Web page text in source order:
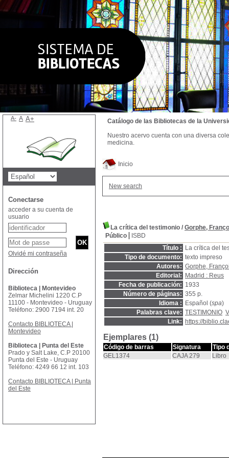
Inicio
New search
La crítica del testimonio / Gorphe,
Público
ISBD
Título :
La crítica del
Tipo de documento: texto impreso
Autores: Gorphe,
Editorial:
Madrid : Reus
Fecha de publicación: 1933
Número de páginas: 355 p.
Idioma :
Español (spa)
Palabras clave: TESTIMONIO
Link:
https://
Ejemplares (1)
Código de barras Signatura
Tipo
GEL1374
CAJA 279 Libro
Catálogo de las Bibliotecas de la
Nuestro acervo cuenta con una diversa
medicina.
A- A A+
Conectarse
acceder a su cuenta de
usuario
Olvidé mi contraseña
Dirección
Biblioteca | Montevideo
Zelmar Michelini 1220 C.P
11100 - Montevideo - Uruguay
Teléfono: 2900 7194 int. 20
Contacto BIBLIOTECA |
Montevideo
Biblioteca | Punta del Este
Prado y Salt Lake, C.P 20100
Punta del Este - Uruguay
Teléfono: 4249 66 12 int. 103
Contacto BIBLIOTECA | Punta
del Este